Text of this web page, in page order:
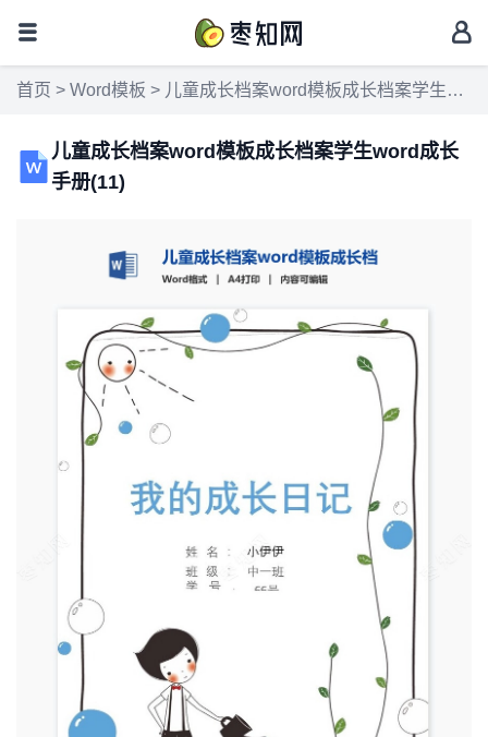
首页 > Word模板 > 儿童成长档案word模板成长档案学生word成长手册(11)
儿童成长档案word模板成长档案学生word成长
手册(11)